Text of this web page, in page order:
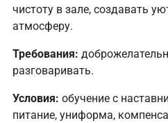
чистоту в зале, создавать
атмосферу.
Требования:
разговаривать.
Условия: обучение с
питание, униформа,